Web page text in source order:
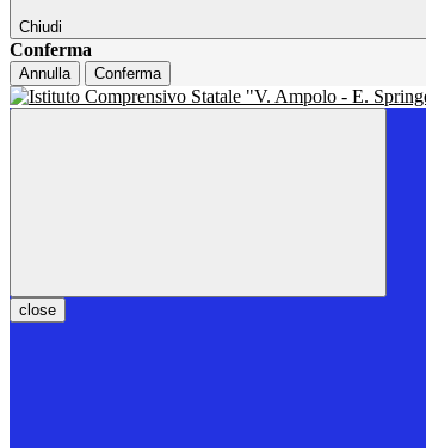
Chiudi
Conferma
Annulla Conferma
close